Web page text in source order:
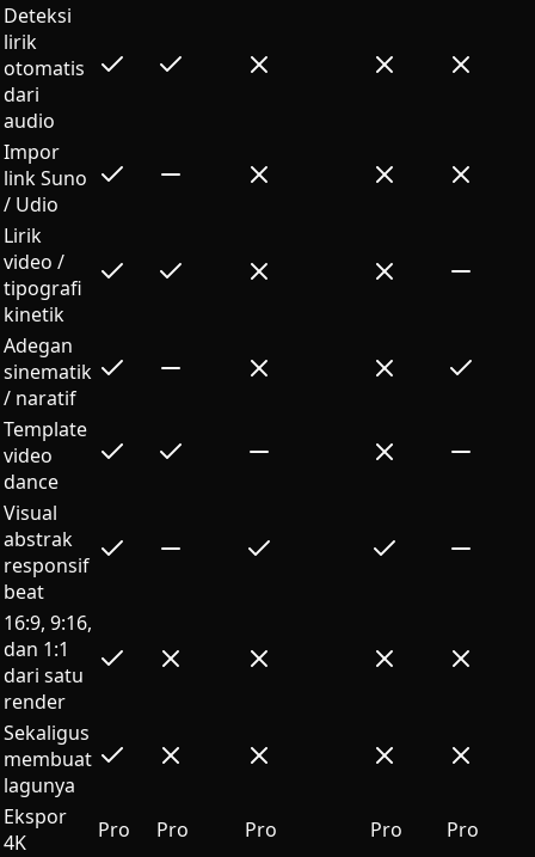
Deteksi
lirik
otomatis
dari
audio
Impor
link Suno
/ Udio
Lirik
video /
tipografi
kinetik
Adegan
sinematik
/ naratif
Template
video
dance
Visual
abstrak
responsif
beat
16:9, 9:16,
dan 1:1
dari satu
render
Sekaligus
membuat
lagunya
Ekspor
4K
Pro Pro Pro Pro
Pro